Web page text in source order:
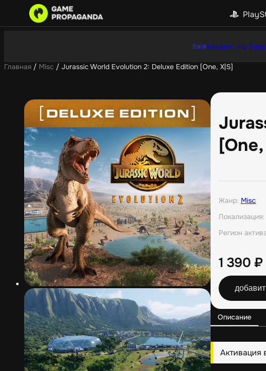
SaleКаталог игр
Главная / Misc / Jurassic World Evolution 2: Deluxe Edition [One, X|S]
Жанр: Misc
Локализация:
Регион
1 390 ₽
Описание
Активация